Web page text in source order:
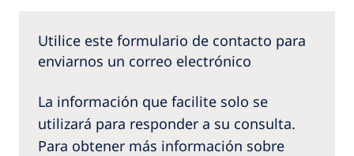
Utilice este formulario de contacto para
enviarnos un correo electrónico
La información que facilite solo se
utilizará para responder a su consulta.
Para obtener más información sobre